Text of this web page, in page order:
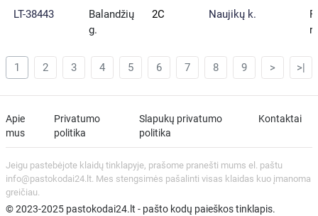
LT-38443
Balandžių
g.
2C Naujikų k.
1 2 3 4 5 6 7 8 9 > >|
Apie
mus
Privatumo
politika
Slapukų privatumo
politika
Kontaktai
Jeigu pastebėjote klaidų tinklapyje, prašome pranešti mums el. paštu
info@pastokodai24.lt. Mes stengsimės pašalinti visas klaidas kuo įmanoma
greičiau.
© 2023-2025 pastokodai24.lt - pašto kodų paieškos tinklapis.